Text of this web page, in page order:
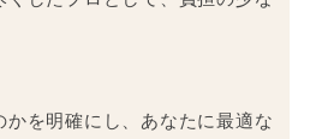
かを明確にし、あなたに最適な